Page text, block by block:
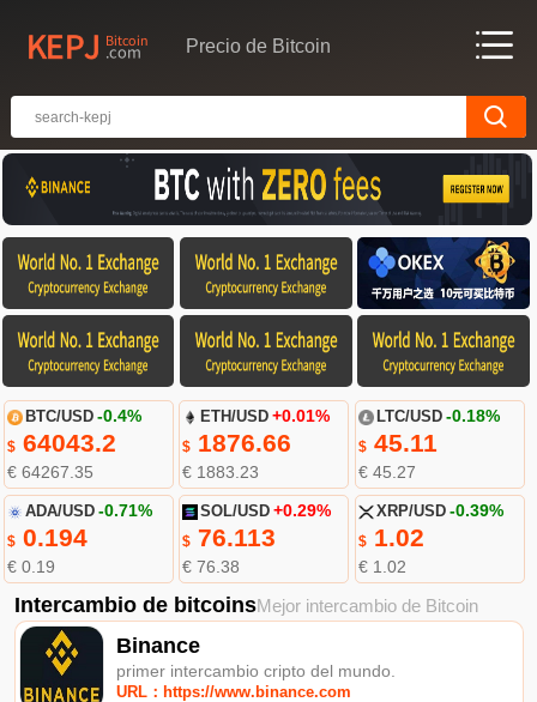
Precio de Bitcoin
BTC/USD -0.4%
$64043.2
€ 64267.35
ETH/USD +0.01%
$ 1876.66
€ 1883.23
LTC/USD -0.18%
$45.11
€ 45.27
ADA/USD -0.71%
$0.194
€ 0.19
SOL/USD +0.29%
$ 76.113
€ 76.38
XRP/USD -0.39%
$1.02
€ 1.02
Intercambio de bitcoinsMejor intercambio de Bitcoin
Binance
primer intercambio cripto del mundo.
URL：https://www.binance.com